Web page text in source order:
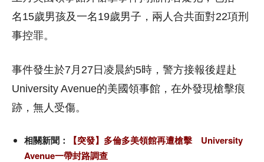
名15歲男孩及一名19歲男子，兩人合共面對22項刑
事控罪。
事件發生於7月27日凌晨約5時，警方接報後趕赴
University Avenue的美國領事館，在外發現槍擊痕
跡，無人受傷。
相關新聞： 【突發】多倫多美領館再遭槍擊 University
Avenue一帶封路調查